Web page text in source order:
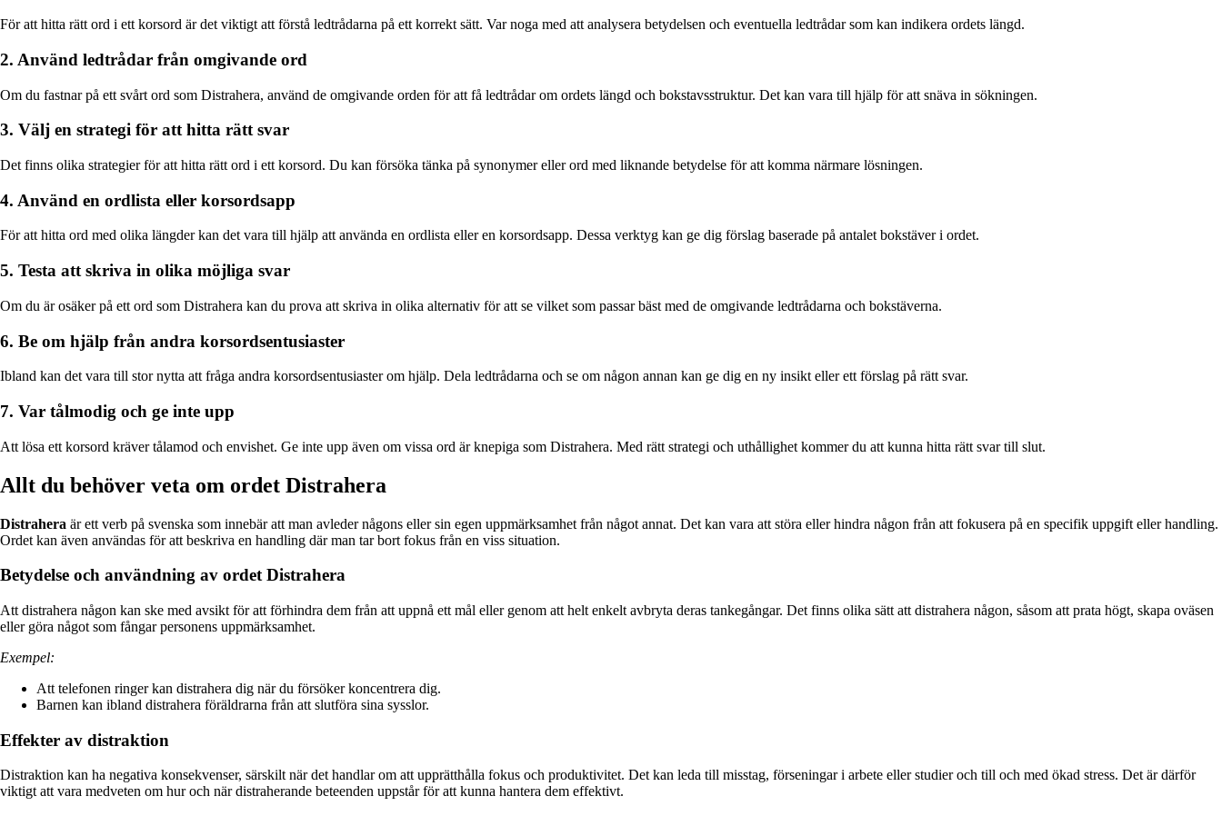
För att hitta rätt ord i ett korsord är det viktigt att förstå ledtrådarna på ett korrekt sätt. Var noga med att analysera betydelsen och eventuella ledtrådar som kan indikera ordets längd.
2. Använd ledtrådar från omgivande ord
Om du fastnar på ett svårt ord som Distrahera, använd de omgivande orden för att få ledtrådar om ordets längd och bokstavsstruktur. Det kan vara till hjälp för att snäva in sökningen.
3. Välj en strategi för att hitta rätt svar
Det finns olika strategier för att hitta rätt ord i ett korsord. Du kan försöka tänka på synonymer eller ord med liknande betydelse för att komma närmare lösningen.
4. Använd en ordlista eller korsordsapp
För att hitta ord med olika längder kan det vara till hjälp att använda en ordlista eller en korsordsapp. Dessa verktyg kan ge dig förslag baserade på antalet bokstäver i ordet.
5. Testa att skriva in olika möjliga svar
Om du är osäker på ett ord som Distrahera kan du prova att skriva in olika alternativ för att se vilket som passar bäst med de omgivande ledtrådarna och bokstäverna.
6. Be om hjälp från andra korsordsentusiaster
Ibland kan det vara till stor nytta att fråga andra korsordsentusiaster om hjälp. Dela ledtrådarna och se om någon annan kan ge dig en ny insikt eller ett förslag på rätt svar.
7. Var tålmodig och ge inte upp
Att lösa ett korsord kräver tålamod och envishet. Ge inte upp även om vissa ord är knepiga som Distrahera. Med rätt strategi och uthållighet kommer du att kunna hitta rätt svar till slut.
Allt du behöver veta om ordet Distrahera
Distrahera är ett verb på svenska som innebär att man avleder någons eller sin egen uppmärksamhet från något annat. Det kan vara att störa eller hindra någon från att fokusera på en specifik uppgift eller handling.
Ordet kan även användas för att beskriva en handling där man tar bort fokus från en viss situation.
Betydelse och användning av ordet Distrahera
Att distrahera någon kan ske med avsikt för att förhindra dem från att uppnå ett mål eller genom att helt enkelt avbryta deras tankegångar. Det finns olika sätt att distrahera någon, såsom att prata högt, skapa oväsen
eller göra något som fångar personens uppmärksamhet.
Exempel:
Att telefonen ringer kan distrahera dig när du försöker koncentrera dig.
Barnen kan ibland distrahera föräldrarna från att slutföra sina sysslor.
Effekter av distraktion
Distraktion kan ha negativa konsekvenser, särskilt när det handlar om att upprätthålla fokus och produktivitet. Det kan leda till misstag, förseningar i arbete eller studier och till och med ökad stress. Det är därför
viktigt att vara medveten om hur och när distraherande beteenden uppstår för att kunna hantera dem effektivt.